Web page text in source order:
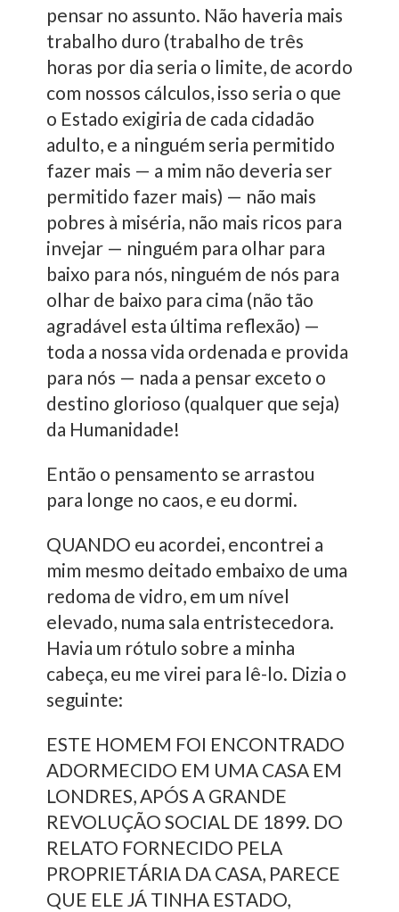
pensar no assunto. Não haveria mais
trabalho duro (trabalho de três
horas por dia seria o limite, de acordo
com nossos cálculos, isso seria o que
o Estado exigiria de cada cidadão
adulto, e a ninguém seria permitido
fazer mais — a mim não deveria ser
permitido fazer mais) — não mais
pobres à miséria, não mais ricos para
invejar — ninguém para olhar para
baixo para nós, ninguém de nós para
olhar de baixo para cima (não tão
agradável esta última reflexão) —
toda a nossa vida ordenada e provida
para nós — nada a pensar exceto o
destino glorioso (qualquer que seja)
da Humanidade!
Então o pensamento se arrastou
para longe no caos, e eu dormi.
QUANDO eu acordei, encontrei a
mim mesmo deitado embaixo de uma
redoma de vidro, em um nível
elevado, numa sala entristecedora.
Havia um rótulo sobre a minha
cabeça, eu me virei para lê-lo. Dizia o
seguinte:
ESTE HOMEM FOI ENCONTRADO
ADORMECIDO EM UMA CASA EM
LONDRES, APÓS A GRANDE
REVOLUÇÃO SOCIAL DE 1899. DO
RELATO FORNECIDO PELA
PROPRIETÁRIA DA CASA, PARECE
QUE ELE JÁ TINHA ESTADO,